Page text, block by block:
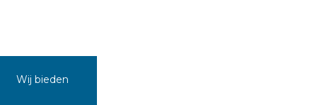
Wij bieden